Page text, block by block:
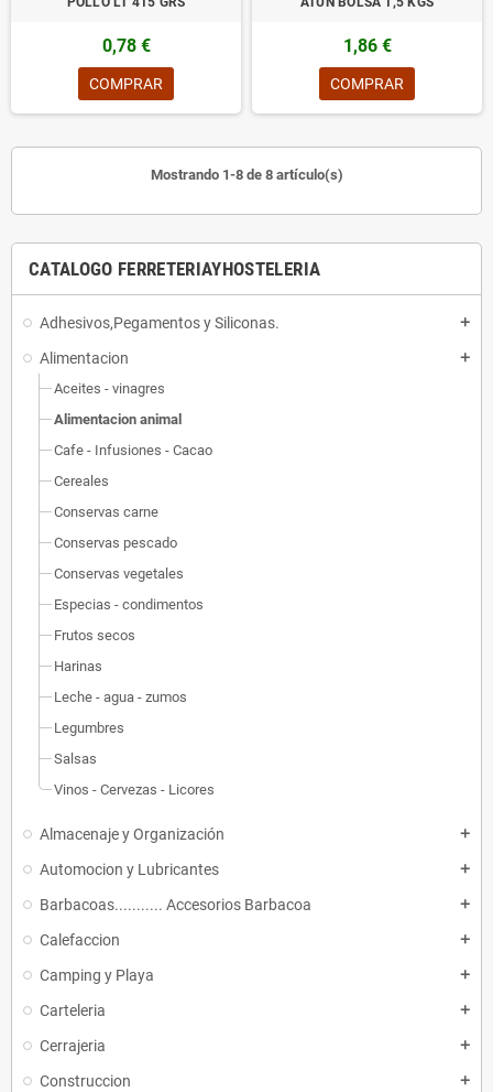
CATALOGO FERRETERIAYHOSTELERIA
Adhesivos,Pegamentos y Siliconas. add
Alimentacion add
Aceites - vinagres
Alimentacion animal
Cafe - Infusiones - Cacao
Cereales
Conservas carne
Conservas pescado
Conservas vegetales
Especias - condimentos
Frutos secos
Harinas
Leche - agua - zumos
Legumbres
Salsas
Vinos - Cervezas - Licores
Almacenaje y Organización add
Automocion y Lubricantes add
Barbacoas........... Accesorios Barbacoa add
Calefaccion add
Camping y Playa add
Carteleria add
Cerrajeria add
Construccion add
0,78 €
COMPRAR
1,86 €
COMPRAR
Mostrando 1-8 de 8 artículo(s)